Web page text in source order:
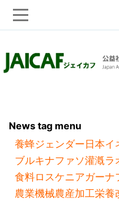
News tag menu
養蜂ジェンダー 日本イ
ブルキナファソ灌漑ラ
食料ロスケニアガーナ
農業機械農産加工栄養